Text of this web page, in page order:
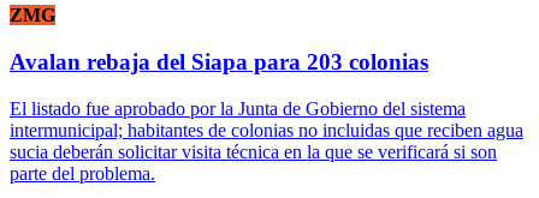
ZMG
Avalan rebaja del Siapa para 203 colonias
El listado fue aprobado por la Junta de Gobierno del sistema
intermunicipal; habitantes de colonias no incluidas que reciben agua
sucia deberán solicitar visita técnica en la que se verificará si son
parte del problema.